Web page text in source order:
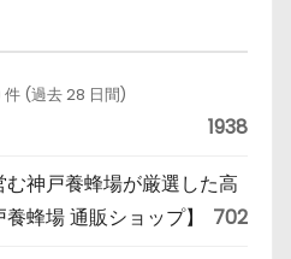
件 (過去 28 日間)
1938
神戸養蜂場が厳選した高
蜂場 通販ショップ】
702